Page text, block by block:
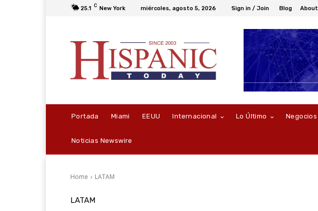
25.1 C New York miércoles, agosto 5, 2026 Sign in / Join Blog About
Portada Miami EEUU Internacional Lo Último Negocios
Noticias Newswire
Home LATAM
LATAM